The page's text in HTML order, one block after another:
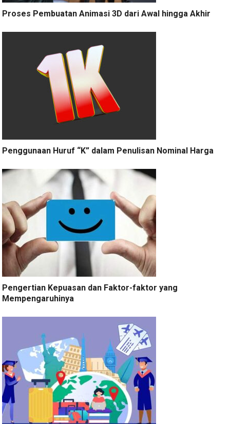
Proses Pembuatan Animasi 3D dari Awal hingga Akhir
Penggunaan Huruf “K” dalam Penulisan Nominal Harga
Pengertian Kepuasan dan Faktor-faktor yang
Mempengaruhinya